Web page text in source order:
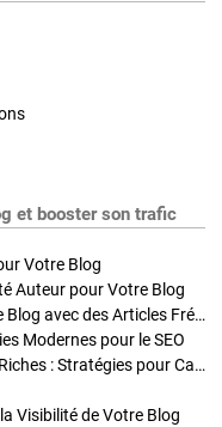
et booster son trafic
Votre Blog
Auteur pour Votre Blog
Stratégies de Publication : Boostez Votre Blog avec des Articles Fréquents et Exclusifs
Modernes pour le SEO
Enrichir Vos Articles avec des Contenus Riches : Stratégies pour Captiver et Optimiser
Visibilité de Votre Blog